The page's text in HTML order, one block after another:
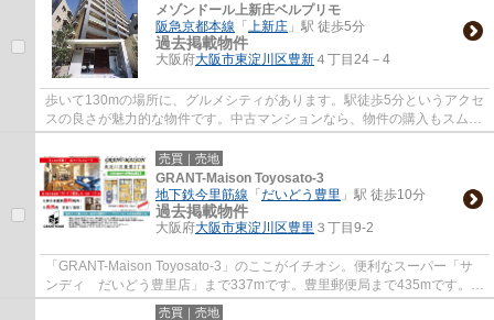
メゾンドール上新庄ベルプリモ
阪急京都本線 「 上新庄 」駅 徒歩5分
過去掲載物件
大阪府大阪市東淀川区豊新 ４丁目24－4
歩いて130mの場所に、グルメシティがあります。駅徒歩5分というアクセ
スの良さが魅力的な物件です。中古マンションなら、物件の購入もスムー
ズです。多くの方にご好評のエレベーター付...
売買｜売地
GRANT-Maison Toyosato-3
地下鉄今里筋線 「 だいどう豊里 」駅 徒歩10分
過去掲載物件
大阪府大阪市東淀川区豊里 ３丁目9-2
「GRANT-Maison Toyosato-3」のここがイチオシ。便利なスーパー「サ
ンディ だいどう豊里店」まで337mです。豊里郵便局まで435mです。土
地の購入をご検討の方にお勧めの売地となってい...
売買｜売地